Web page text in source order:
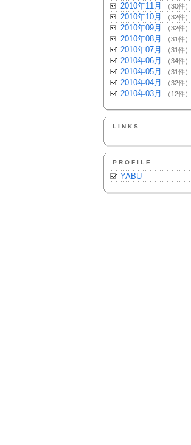
2010年11月 （30件）
2010年10月 （32件）
2010年09月 （32件）
2010年08月 （31件）
2010年07月 （31件）
2010年06月 （34件）
2010年05月 （31件）
2010年04月 （32件）
2010年03月 （12件）
LINKS
PROFILE
YABU